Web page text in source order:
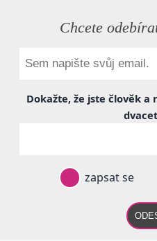
Chcete
Dokažte, že jste člověk a
zapsat se